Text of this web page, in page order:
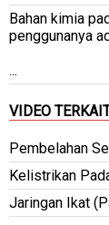
Bahan kimia
penggunanya
...
VIDEO
Pembelahan
Kelistrikan
Jaringan Ikat